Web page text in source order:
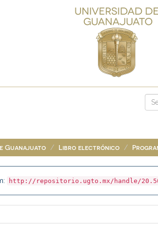
Guanajuato Libro electrónico
http://repositorio.ugto.mx/handle/